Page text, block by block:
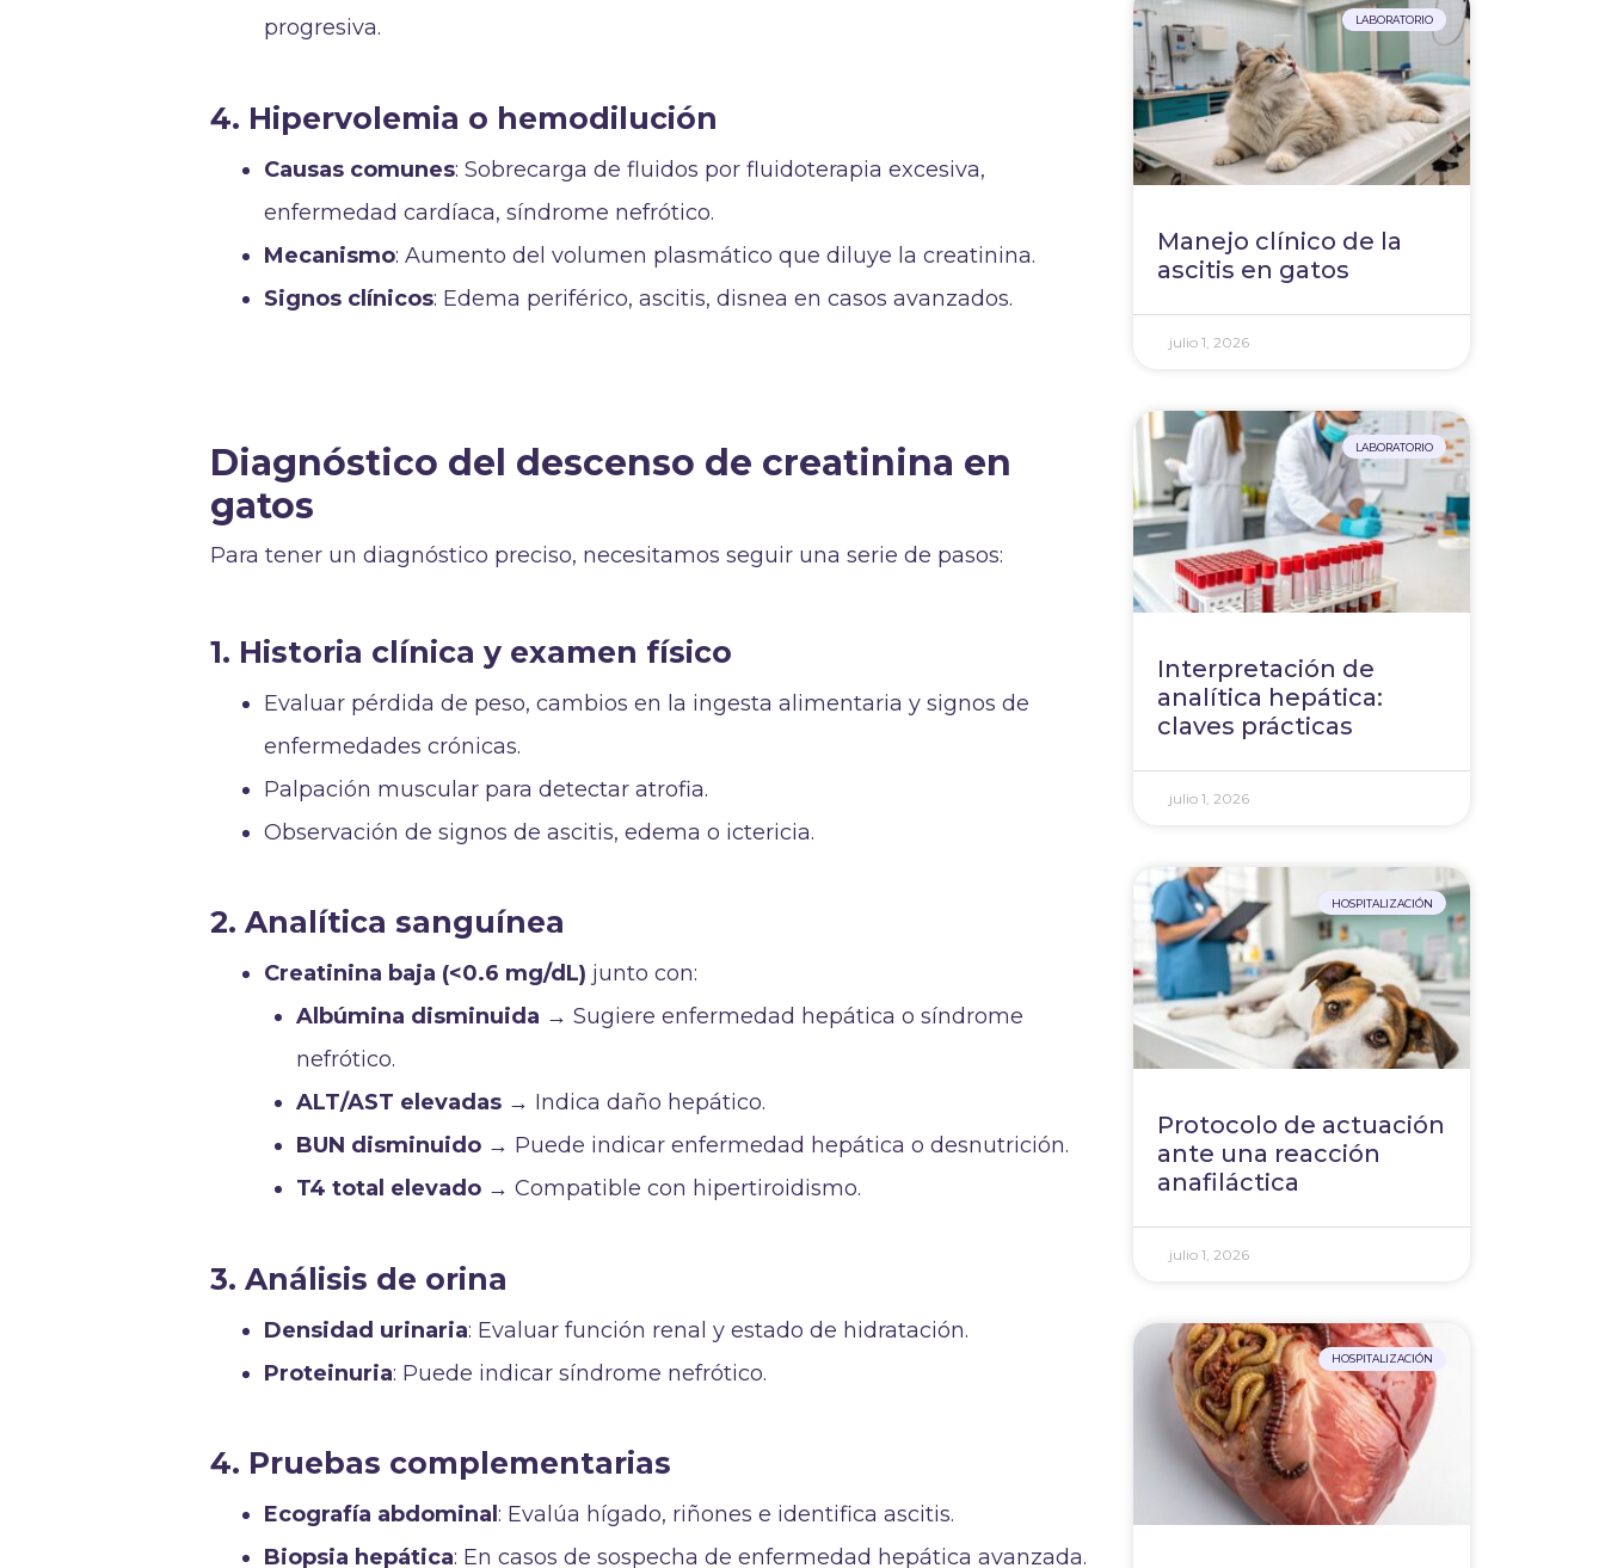
progresiva.
4. Hipervolemia o hemodilución
Causas comunes: Sobrecarga de fluidos por fluidoterapia excesiva,
enfermedad cardíaca, síndrome nefrótico.
Mecanismo: Aumento del volumen plasmático que diluye la creatinina.
Signos clínicos: Edema periférico, ascitis, disnea en casos avanzados.
Diagnóstico del descenso de creatinina en
gatos
Para tener un diagnóstico preciso, necesitamos seguir una serie de pasos:
1. Historia clínica y examen físico
Evaluar pérdida de peso, cambios en la ingesta alimentaria y signos de
enfermedades crónicas.
Palpación muscular para detectar atrofia.
Observación de signos de ascitis, edema o ictericia.
2. Analítica sanguínea
Creatinina baja (<0.6 mg/dL) junto con:
Albúmina disminuida → Sugiere enfermedad hepática o síndrome
nefrótico.
ALT/AST elevadas → Indica daño hepático.
BUN disminuido → Puede indicar enfermedad hepática o desnutrición.
T4 total elevado → Compatible con hipertiroidismo.
3. Análisis de orina
Densidad urinaria: Evaluar función renal y estado de hidratación.
Proteinuria: Puede indicar síndrome nefrótico.
4. Pruebas complementarias
Ecografía abdominal: Evalúa hígado, riñones e identifica ascitis.
Biopsia hepática: En casos de sospecha de enfermedad hepática avanzada.
LABORATORIO
Manejo clínico de la
ascitis en gatos
julio 1, 2026
LABORATORIO
Interpretación de
analítica hepática:
claves prácticas
julio 1, 2026
HOSPITALIZACIÓN
Protocolo de actuación
ante una reacción
anafiláctica
julio 1, 2026
HOSPITALIZACIÓN